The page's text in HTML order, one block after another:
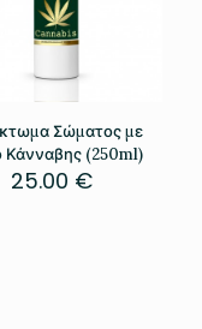
Σώματος με
Κάνναβης (250ml)
25.00 €